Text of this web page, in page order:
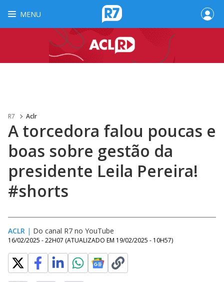
MENU
R7 Aclr
A torcedora falou poucas e
boas sobre gestão da
presidente Leila Pereira!
#shorts
ACLR | Do canal R7 no YouTube
16/02/2025 - 22H07 (ATUALIZADO EM 19/02/2025 - 10H57)